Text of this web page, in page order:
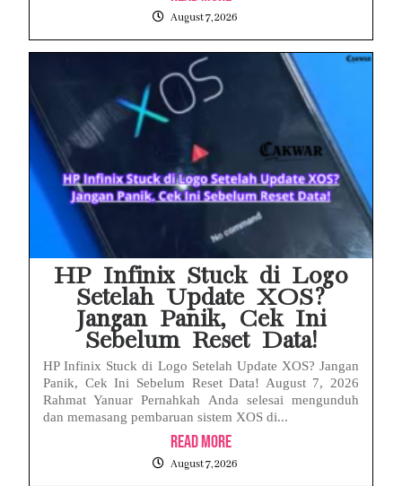
August 7, 2026
HP Infinix Stuck di Logo
Setelah Update XOS?
Jangan Panik, Cek Ini
Sebelum Reset Data!
HP Infinix Stuck di Logo Setelah Update XOS? Jangan
Panik, Cek Ini Sebelum Reset Data! August 7, 2026
Rahmat Yanuar Pernahkah Anda selesai mengunduh
dan memasang pembaruan sistem XOS di...
Read More
August 7, 2026